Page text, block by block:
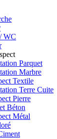
WC
Parquet
Marbre
Textile
Terre Cuite
Pierre
Béton
Métal